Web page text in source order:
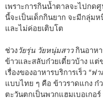
เพราะการกินน้ำตาลจะไปกด
นี้จะเป็นเด็กกินยาก จะมีกลุ่ม
และไม่ค่อยเติบโต
ช่วงวัยรุ่น วัยหนุ่มสาวกินอาหา
ข้าวและสลับก๋วยเตี๋ยวบ้าง แ
เรื่องของอาหารบริการเร็ว “ฟ
แบบไทย ๆ คือ ข้าวราดแกง ก๋
ตะวันตกเป็นพวกแฮมเบอเกอ